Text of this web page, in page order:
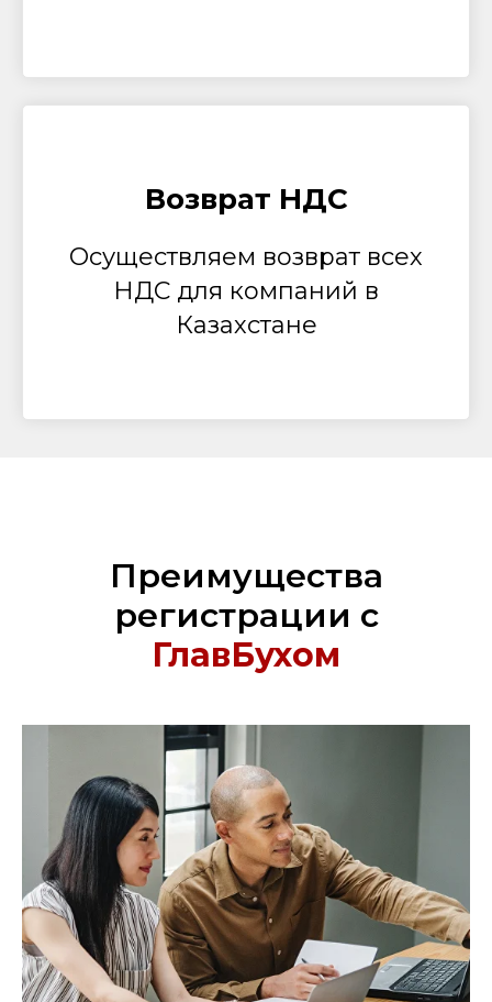
Возврат НДС
Осуществляем возврат всех
НДС для компаний в
Казахстане
Преимущества
регистрации с
ГлавБухом